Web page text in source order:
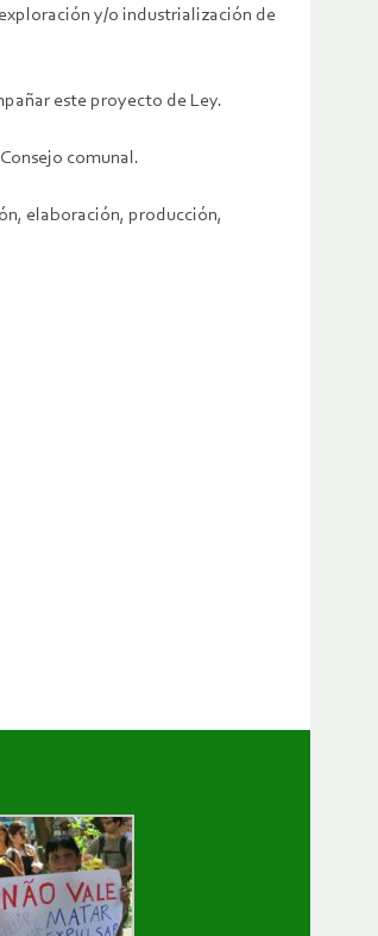
y/o industrialización de
este proyecto de Ley.
comunal.
elaboración, producción,